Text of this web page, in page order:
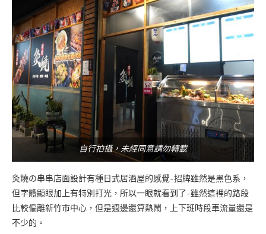
自行拍攝，未經同意請勿轉載
灸燒の串串店面設計有種日式居酒屋的感覺~招牌雖然是黑色系，
但字體顯眼加上有特別打光，所以一眼就看到了~雖然這裡的路段
比較偏離新竹市中心，但是週邊還算熱鬧，上下班時段車流量還是
不少的。